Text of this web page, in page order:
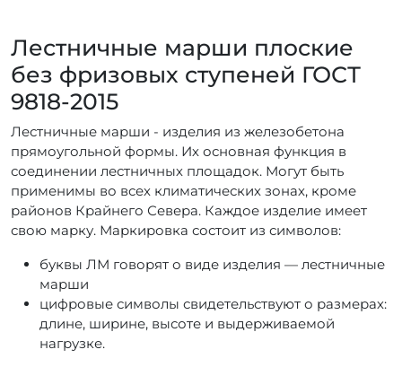
Лестничные марши плоские
без фризовых ступеней ГОСТ
9818-2015
Лестничные марши - изделия из железобетона
прямоугольной формы. Их основная функция в
соединении лестничных площадок. Могут быть
применимы во всех климатических зонах, кроме
районов Крайнего Севера. Каждое изделие имеет
свою марку. Маркировка состоит из символов:
буквы ЛМ говорят о виде изделия — лестничные
марши
цифровые символы свидетельствуют о размерах:
длине, ширине, высоте и выдерживаемой
нагрузке.